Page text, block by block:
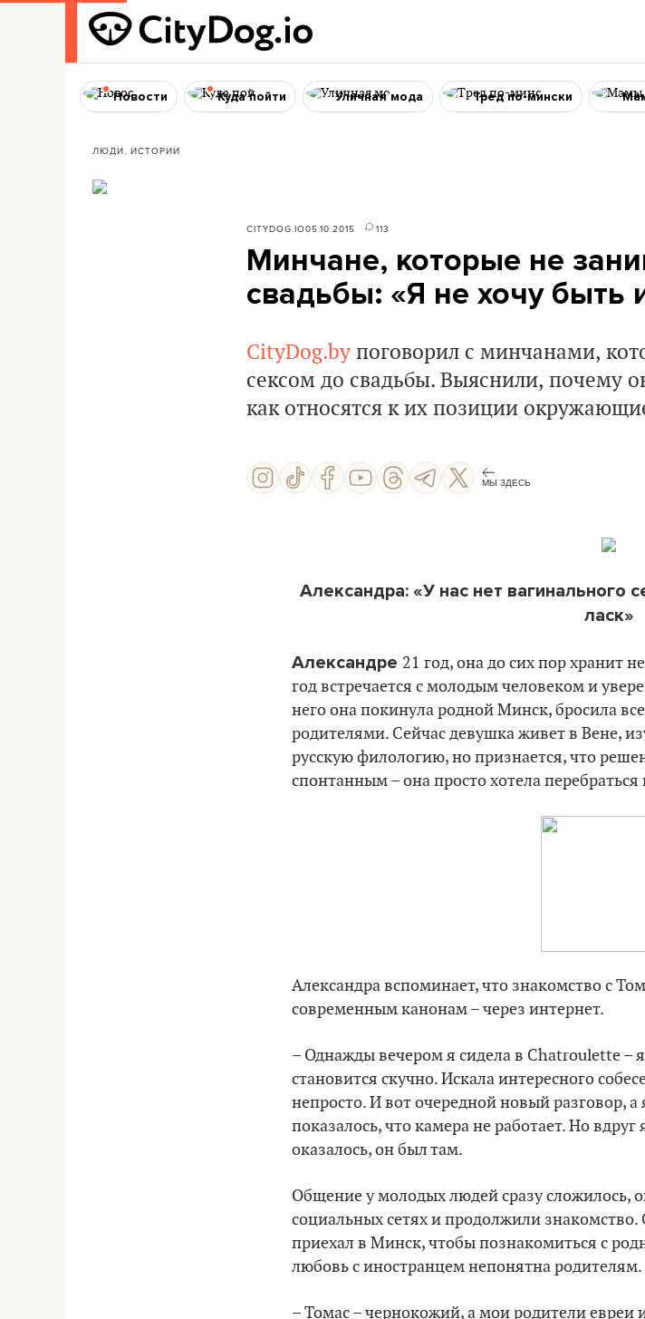
Новости Куда пойти Уличная мода Тред по-мински
ЛЮДИ, ИСТОРИИ
CITYDOG.IO05.10.2015 113
Минчане, которые не
свадьбы: «Я не хочу быть
CityDog.by поговорил с минчанами,
сексом до свадьбы. Выяснили, почему
как относятся к их позиции
МЫ ЗДЕСЬ
Александра: «У нас нет вагинального
ласк»
Александре 21 год, она до сих пор хранит
год встречается с молодым человеком и
него она покинула родной Минск, бросила
родителями. Сейчас девушка живет в Вене,
русскую филологию, но признается, что
спонтанным – она просто хотела
Александра вспоминает, что знакомство с
современным канонам – через интернет.
– Однажды вечером я сидела в Chatroulette – я
становится скучно. Искала интересного
непросто. И вот очередной новый разговор,
показалось, что камера не работает. Но
оказалось, он был там.
Общение у молодых людей сразу сложилось,
социальных сетях и продолжили
приехал в Минск, чтобы познакомиться с
любовь с иностранцем непонятна родителям.
– Томас – чернокожий, а мои родители евреи